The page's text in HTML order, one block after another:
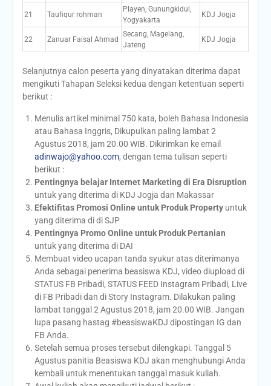
21 Taufiqur rohman
Playen, Gunungkidul,
Yogyakarta
KDJ Jogja
22 Zanuar Faisal Ahmad
Secang, Magelang,
Jateng
KDJ Jogja
Selanjutnya calon peserta yang dinyatakan diterima dapat
mengikuti Tahapan Seleksi kedua dengan ketentuan seperti
berikut :
Menulis artikel minimal 750 kata, boleh Bahasa Indonesia
atau Bahasa Inggris, Dikupulkan paling lambat 2
Agustus 2018, jam 20.00 WIB. Dikirimkan ke email
adinwajo@yahoo.com, dengan tema tulisan seperti
berikut :
Pentingnya belajar Internet Marketing di Era Disruption
untuk yang diterima di KDJ Jogja dan Makassar
Efektifitas Promosi Online untuk Produk Propertyuntuk
yang diterima di di SJP
Pentingnya Promo Online untuk Produk Pertanian
untuk yang diterima di DAI
Membuat video ucapan tanda syukur atas diterimanya
Anda sebagai penerima beasiswa KDJ, video diupload di
STATUS FB Pribadi, STATUS FEED Instagram Pribadi, Live
di FB Pribadi dan di Story Instagram. Dilakukan paling
lambat tanggal 2 Agustus 2018, jam 20.00 WIB. Jangan
lupa pasang hastag #beasiswaKDJ dipostingan IG dan
FB Anda.
Setelah semua proses tersebut dilengkapi. Tanggal 5
Agustus panitia Beasiswa KDJ akan menghubungi Anda
kembali untuk menentukan tanggal masuk kuliah.